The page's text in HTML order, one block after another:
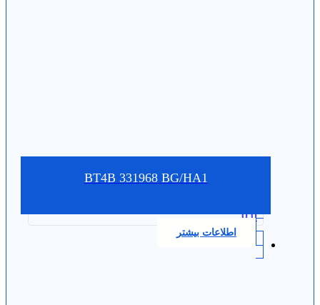
BT4B 331968 BG/HA1
0.0
اطلاعات بیشتر